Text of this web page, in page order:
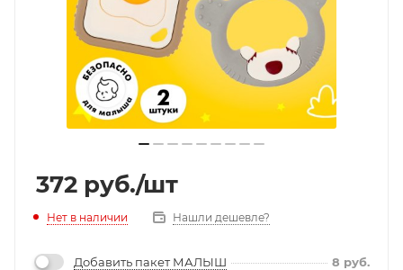
372 руб./шт
Нет в наличии Нашли дешевле?
Добавить пакет МАЛЫШ 8 руб.